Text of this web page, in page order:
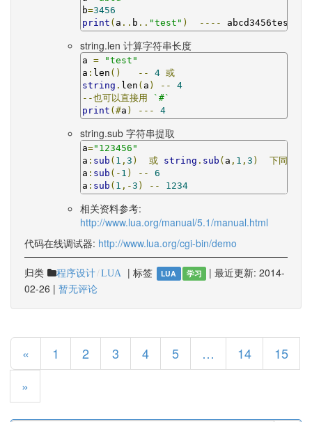
b=3456
print ( a .. b .. "test" ) ---- abcd3456test
string.len 计算字符串长度
a =
"test"
a : len () -- 4 或
string . len ( a ) --
4
--也可以直接用
`#`
print (#a ) --- 4
string.sub 字符串提取
a="123456"
a : sub ( 1 , 3 ) 或 string . sub ( a , 1 , 3 ) 下同
a : sub (- 1 ) --
6
a : sub ( 1 ,-3 ) -- 1234
相关资料参考:
http://www.lua.org/manual/5.1/manual.html
代码在线调试器: http://www.lua.org/cgi-bin/demo
归类 程序设计 LUA | 标签 LUA 学习 |最近更新: 2014-
02-26 | 暂无评论
« 1 2 3 4 5 … 14
15
»